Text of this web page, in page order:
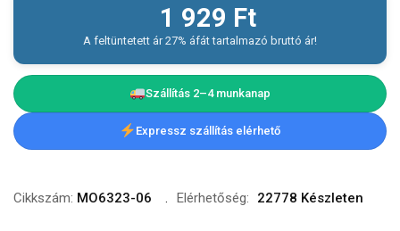
1 929 Ft
A feltüntetett ár 27% áfát tartalmazó bruttó ár!
Szállítás 2–4 munkanap
Expressz szállítás elérhető
Cikkszám: MO6323-06 Elérhetőség: 22778 Készleten